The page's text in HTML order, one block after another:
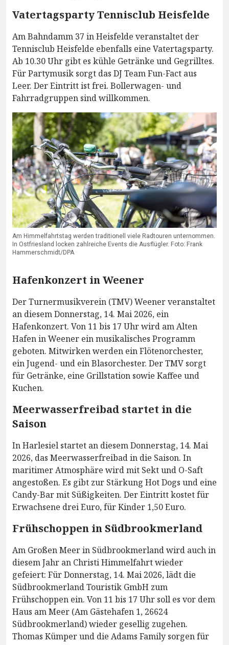
Vatertagsparty Tennisclub Heisfelde
Am Bahndamm 37 in Heisfelde veranstaltet der
Tennisclub Heisfelde ebenfalls eine Vatertagsparty.
Ab 10.30 Uhr gibt es kühle Getränke und Gegrilltes.
Für Partymusik sorgt das DJ Team Fun-Fact aus
Leer. Der Eintritt ist frei. Bollerwagen- und
Fahrradgruppen sind willkommen.
Am Himmelfahrtstag werden traditionell viele Radtouren unternommen.
In Ostfriesland locken zahlreiche Events die Ausflügler. Foto: Frank
Hammerschmidt/DPA
Hafenkonzert in Weener
Der Turnermusikverein (TMV) Weener veranstaltet
an diesem Donnerstag, 14. Mai 2026, ein
Hafenkonzert. Von 11 bis 17 Uhr wird am Alten
Hafen in Weener ein musikalisches Programm
geboten. Mitwirken werden ein Flötenorchester,
ein Jugend- und ein Blasorchester. Der TMV sorgt
für Getränke, eine Grillstation sowie Kaffee und
Kuchen.
Meerwasserfreibad startet in die
Saison
In Harlesiel startet an diesem Donnerstag, 14. Mai
2026, das Meerwasserfreibad in die Saison. In
maritimer Atmosphäre wird mit Sekt und O-Saft
angestoßen. Es gibt zur Stärkung Hot Dogs und eine
Candy-Bar mit Süßigkeiten. Der Eintritt kostet für
Erwachsene drei Euro, für Kinder 1,50 Euro.
Frühschoppen in Südbrookmerland
Am Großen Meer in Südbrookmerland wird auch in
diesem Jahr an Christi Himmelfahrt wieder
gefeiert: Für Donnerstag, 14. Mai 2026, lädt die
Südbrookmerland Touristik GmbH zum
Frühschoppen ein. Von 11 bis 17 Uhr soll es vor dem
Haus am Meer (Am Gästehafen 1, 26624
Südbrookmerland) wieder gesellig zugehen.
Thomas Kümper und die Adams Family sorgen für